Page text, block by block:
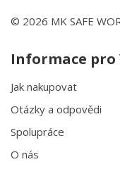
© 2026 MK SAFE
Informace pro
Jak nakupovat
Otázky a odpovědi
Spolupráce
O nás